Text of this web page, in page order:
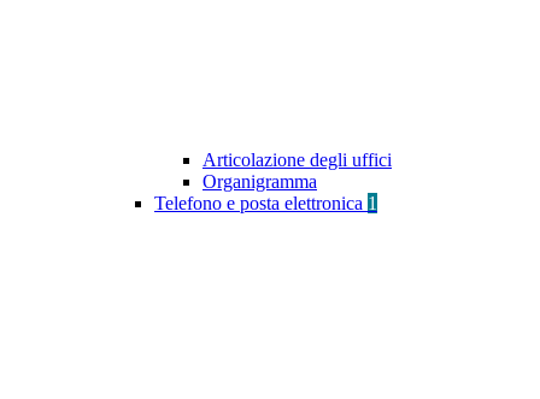
Articolazione degli uffici
Organigramma
Telefono e posta elettronica 1